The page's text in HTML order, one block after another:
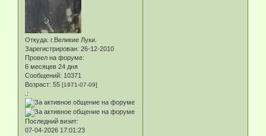
Откуда: г.Великие Луки.
Зарегистрирован: 26-12-2010
Провел на форуме:
6 месяцев 24 дня
Сообщений: 10371
Возраст: 55 [1971-07-09]
.:
Последний визит:
07-04-2026 17:01:23